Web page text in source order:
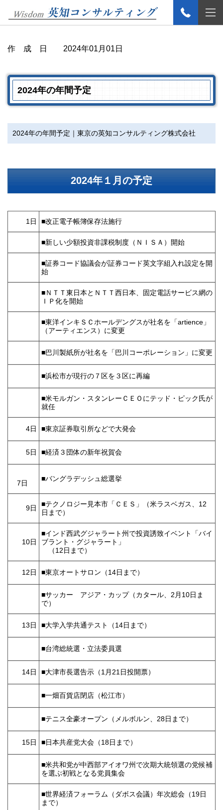
作 成 日 2024年01月01日
2024年の年間予定
2024年の年間予定｜東京の英知コンサルティング株式会社
2024年１月の予定
1日 ■改正電子帳簿保存法施行
■新しい少額投資非課税制度（ＮＩＳＡ）開始
■証券コード協議会が証券コード英文字組入れ設定を開
始
■ＮＴＴ東日本とＮＴＴ西日本、固定電話サービス網の
ＩＰ化を開始
■東洋インキＳＣホールデングスが社名を「artience」
（アーティエンス）に変更
■巴川製紙所が社名を「巴川コーポレーション」に変更
■浜松市が現行の７区を３区に再編
■米モルガン・スタンレーＣＥＯにテッド・ピック氏が
就任
4日 ■東京証券取引所などで大発会
5日 ■経済３団体の新年祝賀会
7日
■バングラデッシュ総選挙
9日
■テクノロジー見本市「ＣＥＳ」（米ラスベガス、12
日まで）
10日
■インド西武グジャラート州で投資誘致イベント「バイ
ブラント・グジャラート」
（12日まで）
12日 ■東京オートサロン（14日まで）
■サッカー アジア・カップ（カタール、2月10日ま
で）
13日 ■大学入学共通テスト（14日まで）
■台湾総統選・立法委員選
14日 ■大津市長選告示（1月21日投開票）
■一畑百貨店閉店（松江市）
■テニス全豪オープン（メルボルン、28日まで）
15日 ■日本共産党大会（18日まで）
■米共和党が中西部アイオワ州で次期大統領選の党候補
を選ぶ初戦となる党員集会
■世界経済フォーラム（ダボス会議）年次総会（19日
まで）